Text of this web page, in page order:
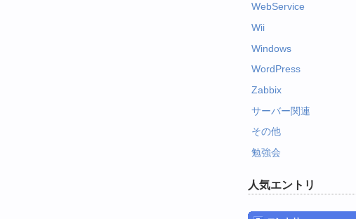
WebService
Wii
Windows
WordPress
Zabbix
サーバー関連
その他
勉強会
人気エントリ